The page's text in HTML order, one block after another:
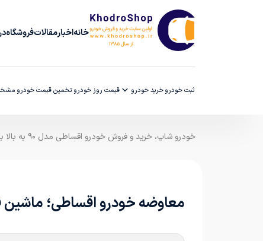
خانهاخبارمقالاتفروشگاه
ثبت خودروخرید خودرو قیمت روز خودرو تخمین قیمت خودرو
خودرو شاپ، خرید و فروش خودرو اقساطی مدل ۹۰ به بالا با ضمانت کارشناسی
معاوضه خودرو اقساطی؛ ماشین